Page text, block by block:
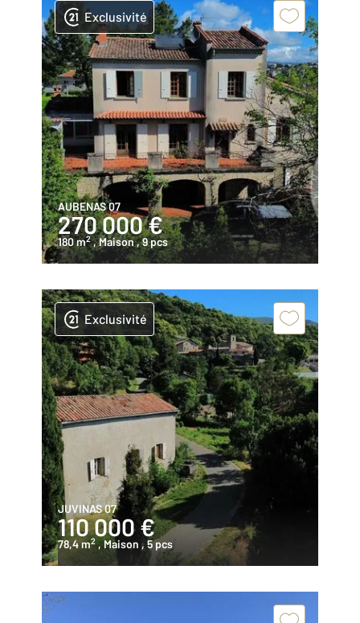
Exclusivité
AUBENAS 07
270 000 €
180 m2 , Maison, 9 pcs
Exclusivité
JUVINAS 07
110 000 €
78,4 m2 , Maison , 5 pcs